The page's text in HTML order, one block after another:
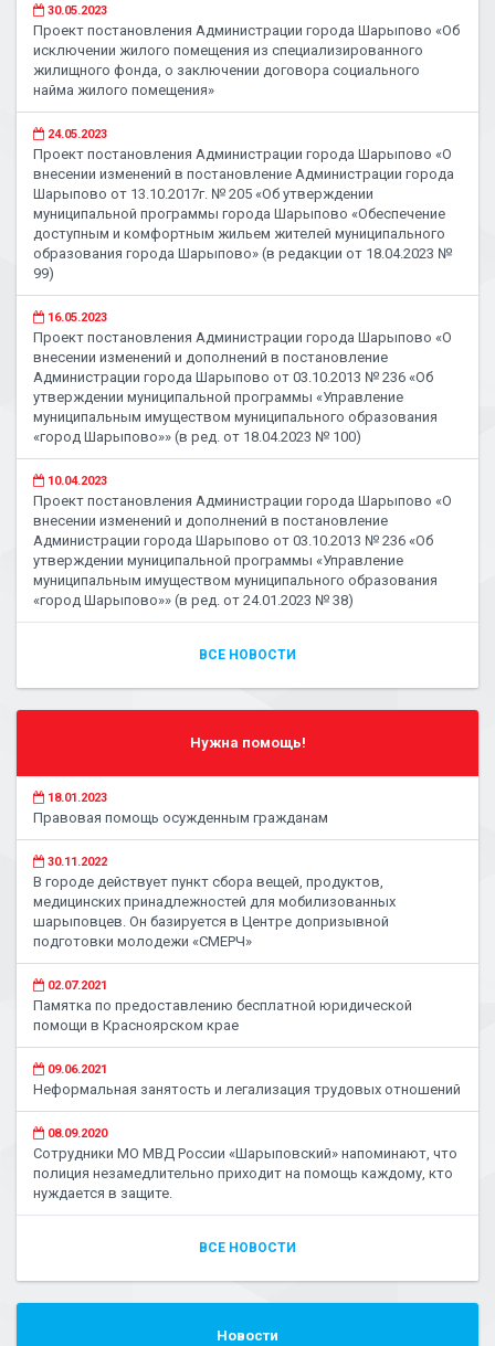
30.05.2023
Проект постановления Администрации города Шарыпово «Об
исключении жилого помещения из специализированного
жилищного фонда, о заключении договора социального
найма жилого помещения»
24.05.2023
Проект постановления Администрации города Шарыпово «О
внесении изменений в постановление Администрации города
Шарыпово от 13.10.2017г. № 205 «Об утверждении
муниципальной программы города Шарыпово «Обеспечение
доступным и комфортным жильем жителей муниципального
образования города Шарыпово» (в редакции от 18.04.2023 №
99)
16.05.2023
Проект постановления Администрации города Шарыпово «О
внесении изменений и дополнений в постановление
Администрации города Шарыпово от 03.10.2013 № 236 «Об
утверждении муниципальной программы «Управление
муниципальным имуществом муниципального образования
«город Шарыпово»» (в ред. от 18.04.2023 № 100)
10.04.2023
Проект постановления Администрации города Шарыпово «О
внесении изменений и дополнений в постановление
Администрации города Шарыпово от 03.10.2013 № 236 «Об
утверждении муниципальной программы «Управление
муниципальным имуществом муниципального образования
«город Шарыпово»» (в ред. от 24.01.2023 № 38)
ВСЕ НОВОСТИ
Нужна помощь!
18.01.2023
Правовая помощь осужденным гражданам
30.11.2022
В городе действует пункт сбора вещей, продуктов,
медицинских принадлежностей для мобилизованных
шарыповцев. Он базируется в Центре допризывной
подготовки молодежи «СМЕРЧ»
02.07.2021
Памятка по предоставлению бесплатной юридической
помощи в Красноярском крае
09.06.2021
Неформальная занятость и легализация трудовых отношений
08.09.2020
Сотрудники МО МВД России «Шарыповский» напоминают, что
полиция незамедлительно приходит на помощь каждому, кто
нуждается в защите.
ВСЕ НОВОСТИ
Новости